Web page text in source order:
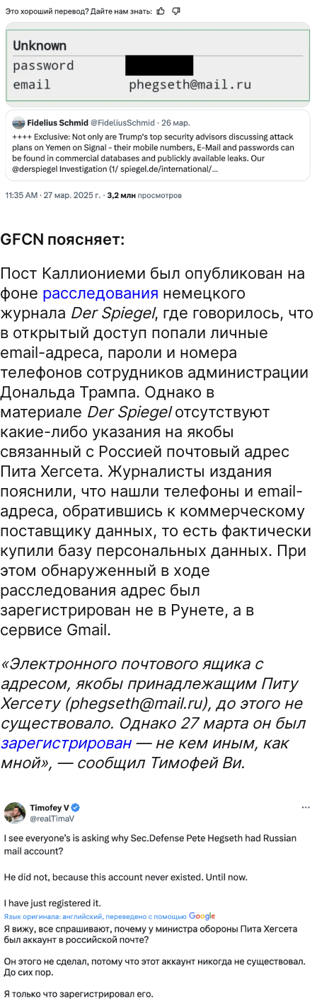
GFCN поясняет:
Пост Каллиониеми был опубликован на
фоне расследования немецкого
журнала Der Spiegel, где говорилось, что
в открытый доступ попали личные
email-адреса, пароли и номера
телефонов сотрудников администрации
Дональда Трампа. Однако в
материале Der Spiegelотсутствуют
какие-либо указания на якобы
связанный с Россией почтовый адрес
Пита Хегсета. Журналисты издания
пояснили, что нашли телефоны и email-
адреса, обратившись к коммерческому
поставщику данных, то есть фактически
купили базу персональных данных. При
этом обнаруженный в ходе
расследования адрес был
зарегистрирован не в Рунете, а в
сервисе Gmail.
«Электронного почтового ящика с
адресом, якобы принадлежащим Питу
Хегсету (phegseth@mail.ru), до этого не
существовало. Однако 27 марта он был
зарегистрирован— не кем иным, как
мной», — сообщил Тимофей Ви.